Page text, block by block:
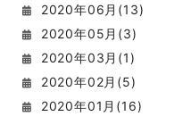
2020年06 月(13)
2020年05 月(3)
2020年03 月(1)
2020年02月(5)
2020年01 月(16)